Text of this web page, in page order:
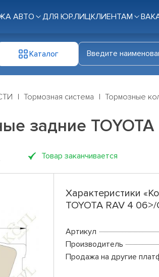
АВТО ДЛЯ ЮР.ЛИЦКЛИЕНТАМ
Каталог
Тормозная система Тормозные
задние
Товар заканчивается
Характеристики
TOYOTA RAV 4
Артикул
Производитель
Продажа на другие